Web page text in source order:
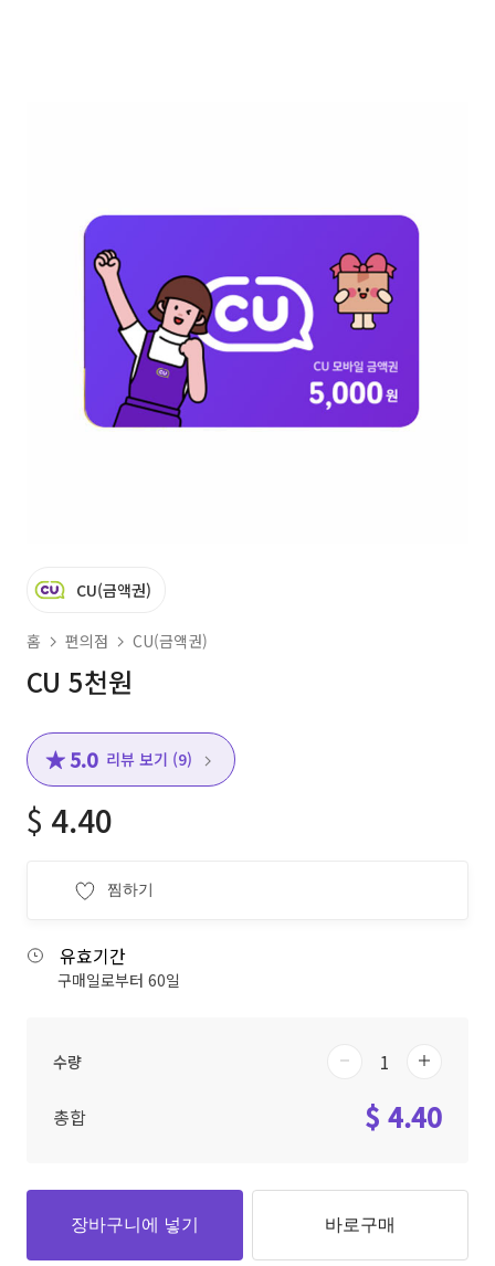
CU(금액권)
홈 편의점 CU(금액권)
CU 5천원
★ 5.0 리뷰 보기 (9)
$ 4.40
찜하기
유효기간
구매일로부터 60일
수량
총합 $ 4.40
장바구니에 넣기 바로구매